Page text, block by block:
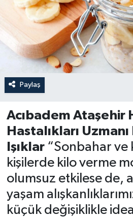
Paylaş
Acıbadem Ataşehir
Hastalıkları
Işıklar“Sonbahar ve
kişilerde kilo verme
olumsuz etkilese de,
yaşam
küçük değişiklikle